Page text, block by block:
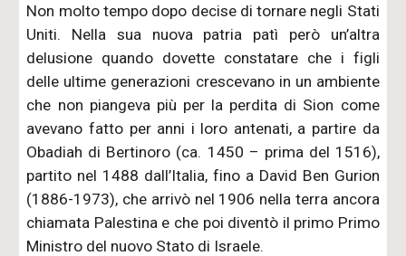
Non molto tempo dopo decise di tornare negli Stati
Uniti. Nella sua nuova patria patì però un’altra
delusione quando dovette constatare che i figli
delle ultime generazioni crescevano in un ambiente
che non piangeva più per la perdita di Sion come
avevano fatto per anni i loro antenati, a partire da
Obadiah di Bertinoro (ca. 1450 – prima del 1516),
partito nel 1488 dall’Italia, fino a David Ben Gurion
(1886-1973), che arrivò nel 1906 nella terra ancora
chiamata Palestina e che poi diventò il primo Primo
Ministro del nuovo Stato di Israele.